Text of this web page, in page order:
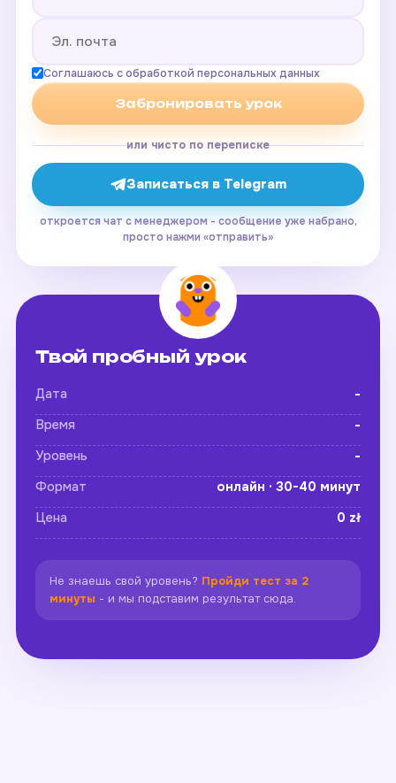
Соглашаюсь с обработкой персональных данных
Забронировать урок
или чисто по переписке
Записаться в Telegram
откроется чат с менеджером - сообщение уже набрано,
просто нажми «отправить»
Твой пробный урок
Дата
-
Время
-
Уровень
-
Формат
онлайн · 30-40 минут
Цена
0 zł
Не знаешь свой уровень? Пройди тест за 2
минуты - и мы подставим результат сюда.